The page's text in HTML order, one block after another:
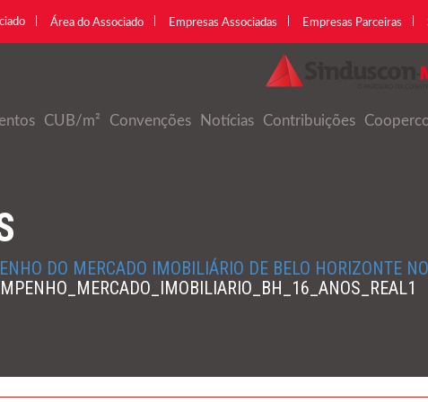
Área do Associado Empresas Associadas Empresas Parceiras
CUB/m² Convenções Notícias Contribuições
DO MERCADO IMOBILIÁRIO DE BELO HORIZONTE